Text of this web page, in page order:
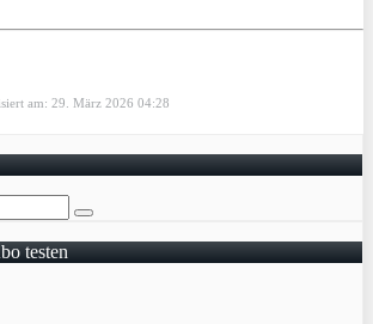
am: 29. März 2026 04:28
testen